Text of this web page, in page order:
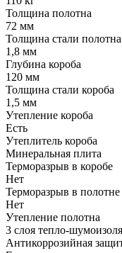
Толщина полотна
72 мм
Толщина стали полотна
1,8 мм
Глубина короба
120 мм
Толщина стали короба
1,5 мм
Утепление короба
Есть
Утеплитель короба
Минеральная плита
Терморазрыв в коробе
Нет
Терморазрыв в полотне
Нет
Утепление полотна
3 слоя тепло-
Антикоррозийная